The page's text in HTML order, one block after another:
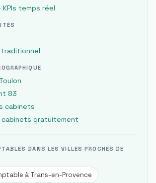
temps réel
Toulon
83
cabinets
cabinets gratuitement
DANS LES VILLES PROCHES DE
à Trans-en-Provence